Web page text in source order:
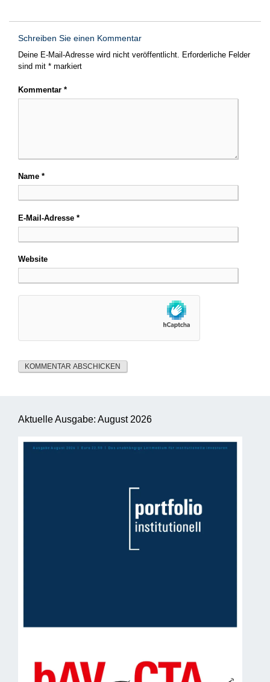
Schreiben Sie einen Kommentar
Deine E-Mail-Adresse wird nicht veröffentlicht. Erforderliche Felder
sind mit * markiert
Kommentar *
Name *
E-Mail-Adresse *
Website
Aktuelle Ausgabe: August 2026